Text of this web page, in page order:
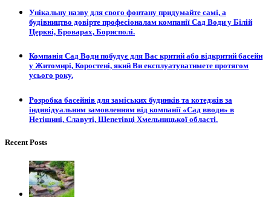
Унікальну назву для свого фонтану придумайте самі, а
будівництво довірте професіоналам компанії Сад Води у Білій
Церкві, Броварах, Борисполі.
Компанія Сад Води побудує для Вас критий або відкритий басейн
у Житомирі, Коростені, який Ви експлуатуватимете протягом
усього року.
Розробка басейнів для заміських будинків та котеджів за
індивідуальним замовленням від компанії «Сад вводи» в
Нетішині, Славуті, Шепетівці Хмельницької області.
Recent Posts